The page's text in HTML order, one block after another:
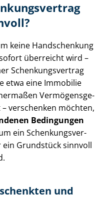
keine Handschenkung
überreicht wird –
Schen­kungs­ver­trag
etwa eine Immobilie
Ver­mö­gens­ge­
verschenken möchten,
Bedingungen
ein Schen­kungs­ver­
Grundstück sinnvoll
und